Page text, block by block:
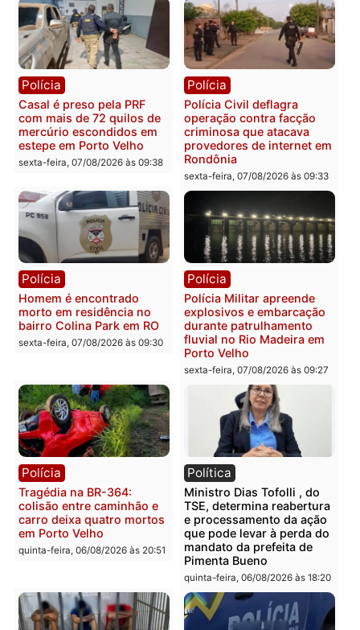
Polícia
2 MILHÕES – Unnesa
apresenta documentos
que comprovam
transparência e legalidade
na operação alvo da PF
sexta-feira, 07/08/2026 às 12:24
Polícia
Polícia Federal apreende
400 quilos de drogas e
prende motorista em RO
sexta-feira, 07/08/2026 às
Polícia
Casal é preso pela PRF
com mais de 72 quilos de
sexta-feira, 07/08/2026 às 09:38
Polícia
Polícia Civil deflagra
operação contra facção
criminosa que atacava
provedores de internet
Rondônia
sexta-feira, 07/08/2026 às
Polícia
Homem é encontrado
morto em residência no
sexta-feira, 07/08/2026 às 09:30
Polícia
Polícia Militar apreende
explosivos e
durante patrulhamento
fluvial no Rio Madeira em
Porto Velho
sexta-feira, 07/08/2026 às